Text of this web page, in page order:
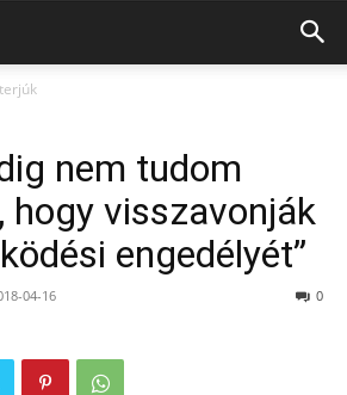
nem tudom
hogy visszavonják
engedélyét”
04-16 0